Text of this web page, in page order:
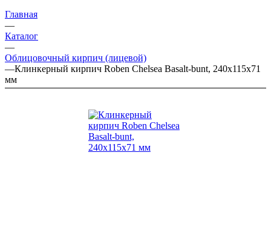
Главная
—
Каталог
—
Облицовочный кирпич (лицевой)
—Клинкерный кирпич Roben Chelsea Basalt-bunt, 240х115х71
мм